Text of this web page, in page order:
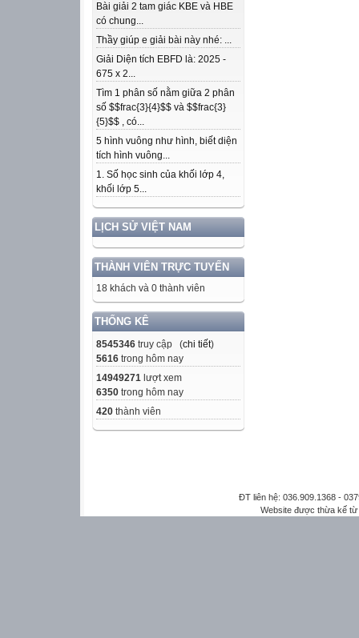
Bài giải 2 tam giác KBE và HBE
có chung...
Thầy giúp e giải bài này nhé: ...
Giải Diện tích EBFD là: 2025 -
675 x 2...
Tìm 1 phân số nằm giữa 2 phân
số $$frac{3}{4}$$ và $$frac{3}
{5}$$ , có...
5 hình vuông như hình, biết diện
tích hình vuông...
1. Số học sinh của khối lớp 4,
khối lớp 5...
LỊCH SỬ VIỆT NAM
THÀNH VIÊN TRỰC TUYẾN
18 khách và 0 thành viên
THỐNG KÊ
8545346 truy cập (chi tiết)
5616 trong hôm nay
14949271 lượt xem
6350 trong hôm nay
420 thành viên
ĐT liên hệ: 036.909.1368 -
Website được thừa kế từ